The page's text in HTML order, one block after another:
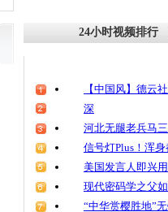
24小时视频排行
【中国风】德云
深
河北无腿老兵马
信号灯Plus！浑
美国发言人即兴
现代密码学之父
“中华赏樱胜地”